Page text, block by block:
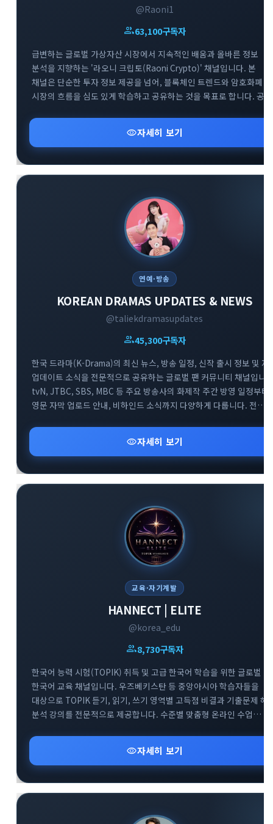
@Raoni1
group63,100구독자
급변하는 글로벌 가상자산 시장에서 지속적인 배움과 올바른 정보
분석을 지향하는 '라오니 크립토(Raoni Crypto)' 채널입니다. 본
채널은 단순한 투자 정보 제공을 넘어, 블록체인 트렌드와 암호화폐
시장의 흐름을 심도 있게 학습하고 공유하는 것을 목표로 합니다. 공식
드리며, 소통을 위한 대화방(@Raoni2)도 함께 운영하여 투자자 간의
건전한 정보 교류를 돕고 있습니다. 끊임없이 진화하는 크립토
생태계에서 함께 공부하며 스마트한 투자 기준을 세워보세요.
visibility자세히 보기
연예·방송
KOREAN DRAMAS UPDATES & NEWS
@taliekdramasupdates
group45,300구독자
한국 드라마(K-Drama)의 최신 뉴스, 방송 일정, 신작 출시 정보 및 자
업데이트 소식을 전문적으로 공유하는 글로벌 팬 커뮤니티 채널입니
tvN, JTBC, SBS, MBC 등 주요 방송사의 화제작 주간 방영 일정부터
영문 자막 업로드 안내, 비하인드 소식까지 다양하게 다룹니다. 전
확인하고 소통하는 대규모 정보 교류의 공간입니다.
visibility자세히 보기
교육·자기계발
HANNECT | ELITE
@korea_edu
group8,730구독자
한국어 능력 시험(TOPIK) 취득 및 고급 한국어 학습을 위한 글로벌
한국어 교육 채널입니다. 우즈베키스탄 등 중앙아시아 학습자들을
대상으로 TOPIK 듣기, 읽기, 쓰기 영역별 고득점 비결과 기출문제 해
분석 강의를 전문적으로 제공합니다. 수준별 맞춤형 온라인 수업
전문 아카데미 소통 공간입니다.
visibility자세히 보기